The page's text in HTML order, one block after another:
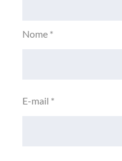
Nome *
E-mail *